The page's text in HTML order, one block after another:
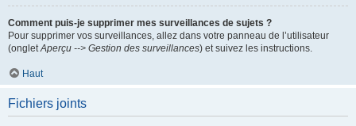
Comment puis-je supprimer mes surveillances de sujets ?
Pour supprimer vos surveillances, allez dans votre panneau de l’utilisateur
(ongletAperçu --> Gestion des surveillances) et suivez les instructions.
Haut
Fichiers joints